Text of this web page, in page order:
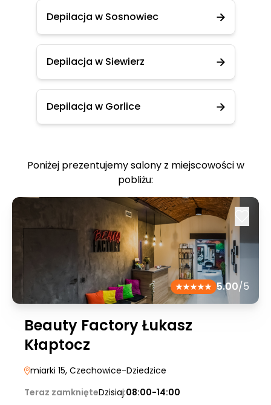
Depilacja w Sosnowiec
Depilacja w Siewierz
Depilacja w Gorlice
Poniżej prezentujemy salony z miejscowości w
pobliżu:
5.00/5
Beauty Factory Łukasz
Kłaptocz
miarki 15, Czechowice-Dziedzice
Teraz zamknięteDzisiaj:08:00-14:00